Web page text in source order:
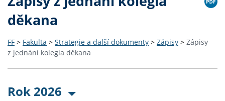
děkana
FF > Fakulta > Strategie a další dokumenty > Zápisy > Zápisy
z jednání kolegia děkana
Rok 2026